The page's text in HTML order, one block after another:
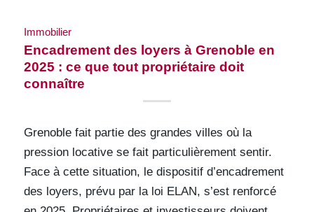
Immobilier
Encadrement des loyers à Grenoble en
2025 : ce que tout propriétaire doit
connaître
Grenoble fait partie des grandes villes où la
pression locative se fait particulièrement sentir.
Face à cette situation, le dispositif d’encadrement
des loyers, prévu par la loi ELAN, s’est renforcé